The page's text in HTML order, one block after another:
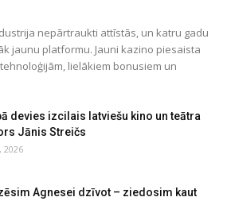
nepārtraukti attīstās, un katru gadu
jaunu platformu. Jauni kazino piesaista
lielākiem bonusiem un
devies izcilais latviešu kino un teātra
Jānis Streičs
2026
Agnesei dzīvot – ziedosim kaut